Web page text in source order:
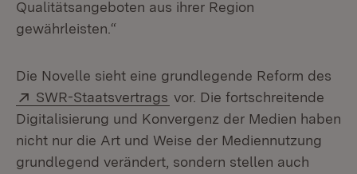
Qualitätsangeboten aus ihrer Region
gewährleisten.“
Die Novelle sieht eine grundlegende Reform des
Extern:
SWR-Staatsvertrags (Öffnet in neuem Fenster)
vor. Die fortschreitende
Digitalisierung und Konvergenz der Medien haben
nicht nur die Art und Weise der Mediennutzung
grundlegend verändert, sondern stellen auch